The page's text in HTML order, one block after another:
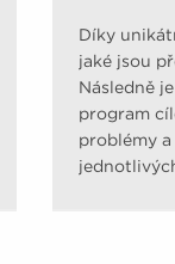
Díky
jaké jsou
Následně
program
problémy
pomocí